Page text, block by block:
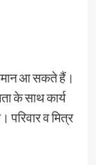
आ सकते हैं।
के साथ कार्य
परिवार व मित्र